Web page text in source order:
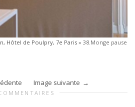
Hôtel de Poulpry, 7e Paris » 38.Monge pause
Image suivante